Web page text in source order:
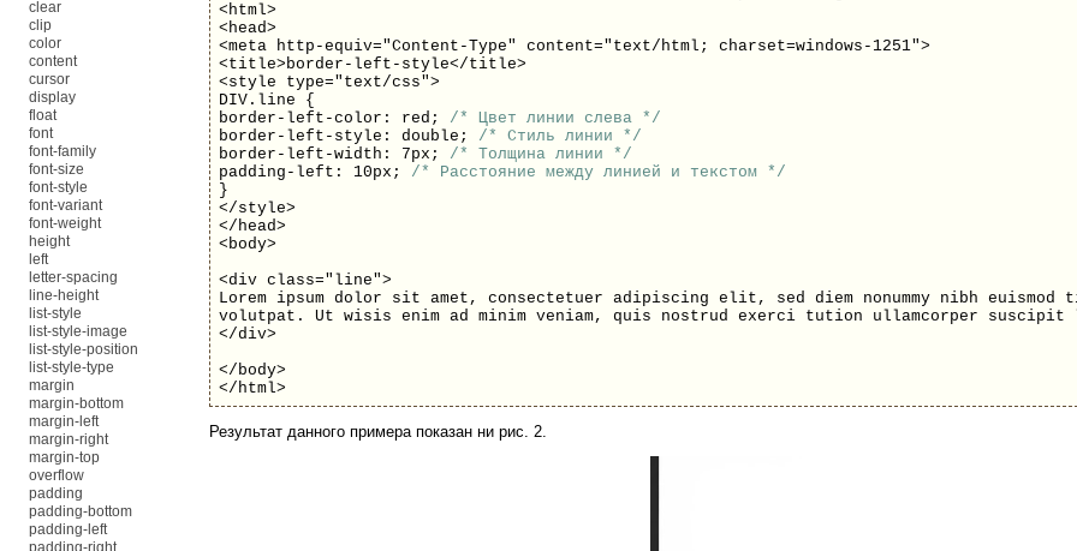
clear
clip
color
content
cursor
display
float
font
font-family
font-size
font-style
font-variant
font-weight
height
left
letter-spacing
line-height
list-style
list-style-image
list-style-position
list-style-type
margin
margin-bottom
margin-left
margin-right
margin-top
overflow
padding
padding-bottom
padding-left
padding-right
<html>
<head>
<meta http-equiv="Content-Type" content="text/html; charset=windows-1251">
<title>border-left-style</title>
<style type="text/css">
DIV.line {
border-left-color: red;
/* Цвет линии слева */
border-left-style: double;
/* Стиль линии */
border-left-width: 7px; /* Толщина линии */
padding-left: 10px; /* Расстояние между линией и текстом */
}
</style>
</head>
<body>
<div class="line">
Lorem ipsum dolor sit amet, consectetuer adipiscing elit, sed diem nonummy nibh
volutpat. Ut wisis enim ad minim veniam, quis nostrud exerci tution ullamcorper suscipit
</div>
</body>
</html>
Результат данного примера показан ни рис. 2.